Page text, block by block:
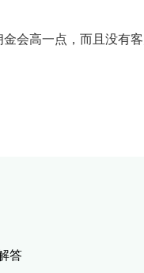
会高一点，而且没有
答